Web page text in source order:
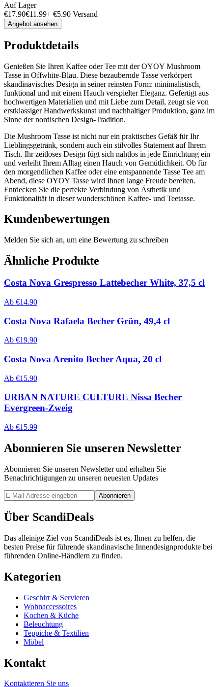
Auf Lager
€17.90€11.99+ €5.90 Versand
Angebot ansehen
Produktdetails
Genießen Sie Ihren Kaffee oder Tee mit der OYOY Mushroom
Tasse in Offwhite-Blau. Diese bezaubernde Tasse verkörpert
skandinavisches Design in seiner reinsten Form: minimalistisch,
funktional und mit einem Hauch verspielter Eleganz. Gefertigt aus
hochwertigen Materialien und mit Liebe zum Detail, zeugt sie von
erstklassiger Handwerkskunst und nachhaltiger Produktion, ganz im
Sinne der nordischen Design-Tradition.
Die Mushroom Tasse ist nicht nur ein praktisches Gefäß für Ihr
Lieblingsgetränk, sondern auch ein stilvolles Statement auf Ihrem
Tisch. Ihr zeitloses Design fügt sich nahtlos in jede Einrichtung ein
und verleiht Ihrem Alltag einen Hauch von Gemütlichkeit. Ob für
den morgendlichen Kaffee oder eine entspannende Tasse Tee am
Abend, diese OYOY Tasse wird Ihnen lange Freude bereiten.
Entdecken Sie die perfekte Verbindung von Ästhetik und
Funktionalität in dieser wunderschönen Kaffee- und Teetasse.
Kundenbewertungen
Melden Sie sich an, um eine Bewertung zu schreiben
Ähnliche Produkte
Costa Nova Grespresso Lattebecher White, 37,5 cl
Ab €14.90
Costa Nova Rafaela Becher Grün, 49,4 cl
Ab €19.90
Costa Nova Arenito Becher Aqua, 20 cl
Ab €15.90
URBAN NATURE CULTURE Nissa Becher
Evergreen-Zweig
Ab €15.99
Abonnieren Sie unseren Newsletter
Abonnieren Sie unseren Newsletter und erhalten Sie
Benachrichtigungen zu unseren neuesten Updates
Abonnieren
Über ScandiDeals
Das alleinige Ziel von ScandiDeals ist es, Ihnen zu helfen, die
besten Preise für führende skandinavische Innendesignprodukte bei
führenden Online-Händlern zu finden.
Kategorien
Geschirr & Servieren
Wohnaccessoires
Kochen & Küche
Beleuchtung
Teppiche & Textilien
Möbel
Kontakt
Kontaktieren Sie uns